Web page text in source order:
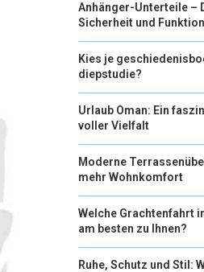
Anhänger-Unterteile –
Sicherheit und
Kies je
diepstudie?
Urlaub Oman: Ein
voller Vielfalt
Moderne
mehr Wohnkomfort
Welche Grachtenfahrt
am besten zu Ihnen?
Ruhe, Schutz und Stil: